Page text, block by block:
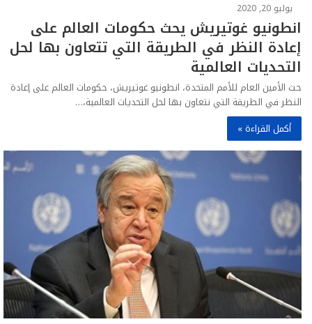
يوليو 20, 2020
انطونيو غوتيريش يحث حكومات العالم على
إعادة النظر في الطريقة التي تتعاون بها لحل
التحديات العالمية
حث الأمين العام للأمم المتحدة، انطونيو غوتيريش، حكومات العالم على إعادة
النظر في الطريقة التي نتعاون بها لحل التحديات العالمية،…
أكمل القراءة »